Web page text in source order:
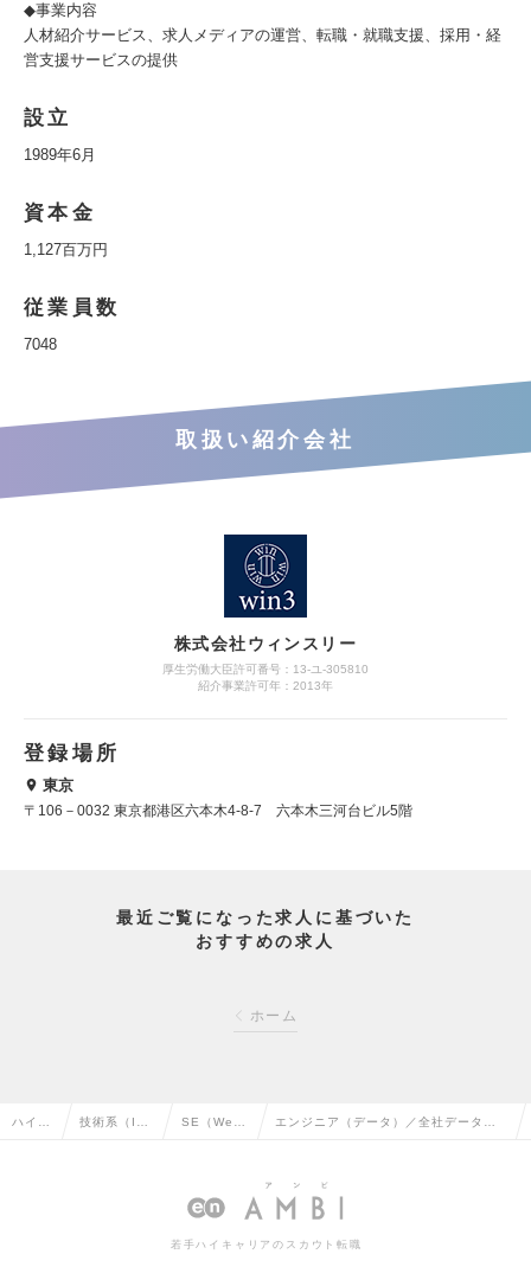
◆事業内容
人材紹介サービス、求人メディアの運営、転職・就職支援、採用・経
営支援サービスの提供
設立
1989年6月
資本金
1,127百万円
従業員数
7048
取扱い紹介会社
株式会社ウィンスリー
厚生労働大臣許可番号：13-ユ-305810
紹介事業許可年：2013年
登録場所
東京
〒106－0032 東京都港区六本木4-8-7 六本木三河台ビル5階
最近ご覧になった求人に基づいた
おすすめの求人
ホーム
ハイク 技術系（I SE（We
ン系）の転
エンジニア（データ）／全社データ・A
エンジニア(114364)の求人情報
若手ハイキャリアのスカウト転職